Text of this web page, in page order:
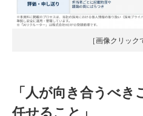
［画像クリック
「人が向き合うべ
任せること」